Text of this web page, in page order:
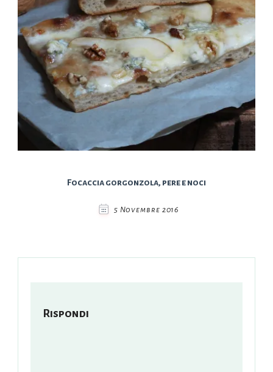
Focaccia gorgonzola, pere e noci
5 Novembre 2016
Rispondi